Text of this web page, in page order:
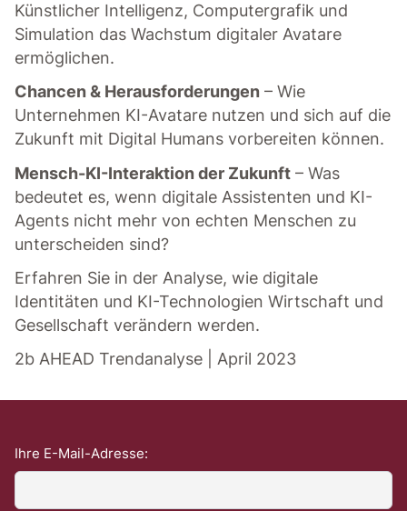
Künstlicher Intelligenz, Computergrafik und
Simulation das Wachstum digitaler Avatare
ermöglichen.
Chancen & Herausforderungen – Wie
Unternehmen KI-Avatare nutzen und sich auf die
Zukunft mit Digital Humans vorbereiten können.
Mensch-KI-Interaktion der Zukunft – Was
bedeutet es, wenn digitale Assistenten und KI-
Agents nicht mehr von echten Menschen zu
unterscheiden sind?
Erfahren Sie in der Analyse, wie digitale
Identitäten und KI-Technologien Wirtschaft und
Gesellschaft verändern werden.
2b AHEAD Trendanalyse | April 2023
Ihre E-Mail-Adresse: